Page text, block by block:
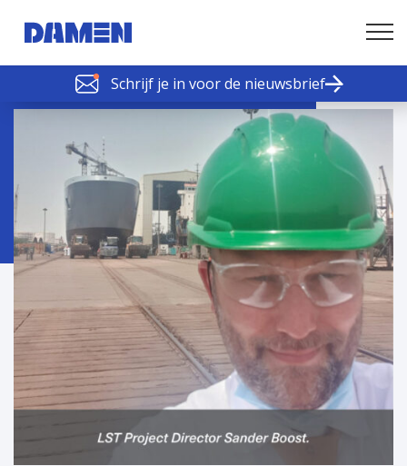
Schrijf je in voor de nieuwsbrief
SCHELDE SCHAKELS
Nieuws of tips